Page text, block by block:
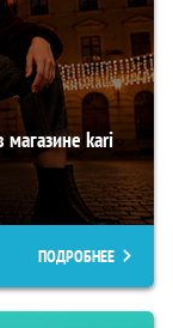
kari
ПОДРОБНЕЕ